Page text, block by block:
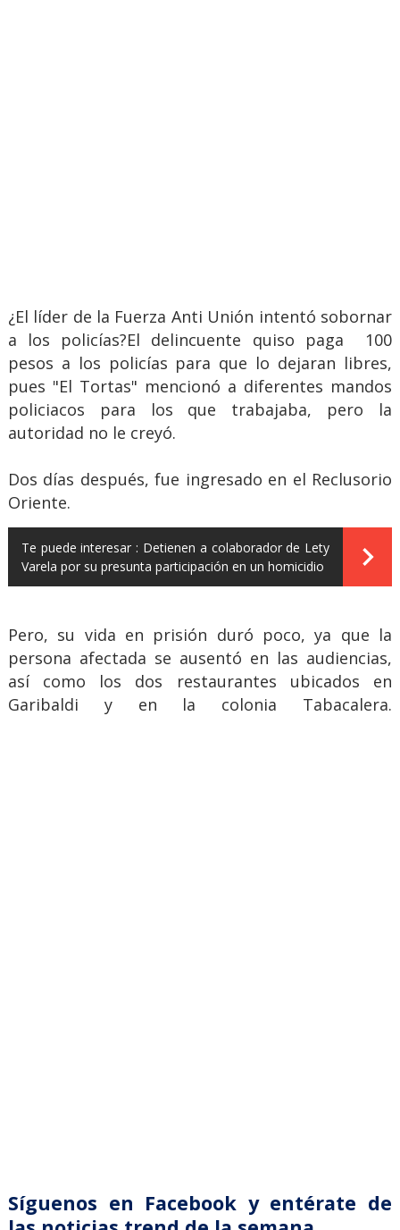
¿El líder de la Fuerza Anti Unión intentó sobornar
a los policías?El delincuente quiso paga 100
pesos a los policías para que lo dejaran libres,
pues "El Tortas" mencionó a diferentes mandos
policiacos para los que trabajaba, pero la
autoridad no le creyó.
Dos días después, fue ingresado en el Reclusorio
Oriente.
Te puede interesar : Detienen a colaborador de Lety
Varela por su presunta participación en un homicidio
Pero, su vida en prisión duró poco, ya que la
persona afectada se ausentó en las audiencias,
así como los dos restaurantes ubicados en
Garibaldi y en la colonia Tabacalera.
Síguenos en Facebook y entérate de